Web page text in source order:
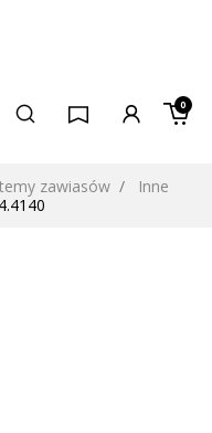
0
zawiasów
Inne